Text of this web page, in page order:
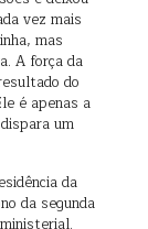
vez mais
mas
A força da
do
é apenas a
um
da
da segunda